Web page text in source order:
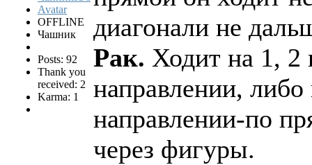
OFFLINE
Чашник
Posts: 92
Thank you
received: 2
Karma: 1
диагонали не
Рак. Ходит на 1, 2
направлении,
направлении-по
через фигуры.